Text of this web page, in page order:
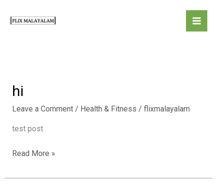
hi
Leave a Comment / Health & Fitness / flixmalayalam
test post
hi
Read More »